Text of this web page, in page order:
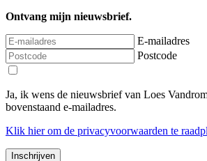
Ontvang mijn nieuwsbrief.
E-mailadres
Postcode
Ja, ik wens de nieuwsbrief van Loes
bovenstaand e-mailadres.
Klik hierom de privacyvoorwaarden te